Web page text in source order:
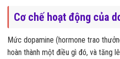
Cơ chế hoạt động của
Mức dopamine (hormone trao
hoàn thành một điều gì đó, và tăng